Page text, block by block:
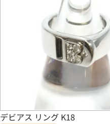
デビアス リング K18